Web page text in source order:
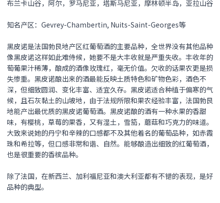
布兰卡山谷，阿尔，罗马尼亚，塔斯马尼亚，摩林顿半岛，亚拉山谷
知名产区：Gevrey-Chambertin, Nuits-Saint-Georges等
黑皮诺是法国勃艮地产区红葡萄酒的主要品种，全世界没有其他品种
像黑皮诺这样如此难侍候，她要不是大丰收就是严重失收。丰收年的
萄葡果汁稀薄，酿成的酒像玫瑰红，毫无价值。欠收的话果农更是损
失惨重。黑皮诺酿出来的酒最能反映土质特色和矿物色彩，酒色不
深，但细致圆润、变化丰富、适宜久存。黑皮诺适合种植于偏寒的气
候，且石灰黏土的山坡地，由于法规所限和果农经验丰富，法国勃艮
地能产出最优质的黑皮诺葡萄酒。黑皮诺酿的酒有一种水果的香甜
味，有樱桃，草莓的果香，又有湿土，雪笳，蘑菇和巧克力的味道。
大致来说她的丹宁和辛辣的口感都不及其他着名的葡萄品种，如赤霞
珠和希拉等，但口感非常和谐、自然。能够酿造出细致的红葡萄酒，
也是很重要的香槟品种。
除了法国，在新西兰、加利福尼亚和澳大利亚都有不错的表现，是好
品种的典型。